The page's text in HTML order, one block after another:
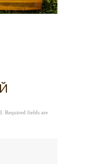
Required fields are